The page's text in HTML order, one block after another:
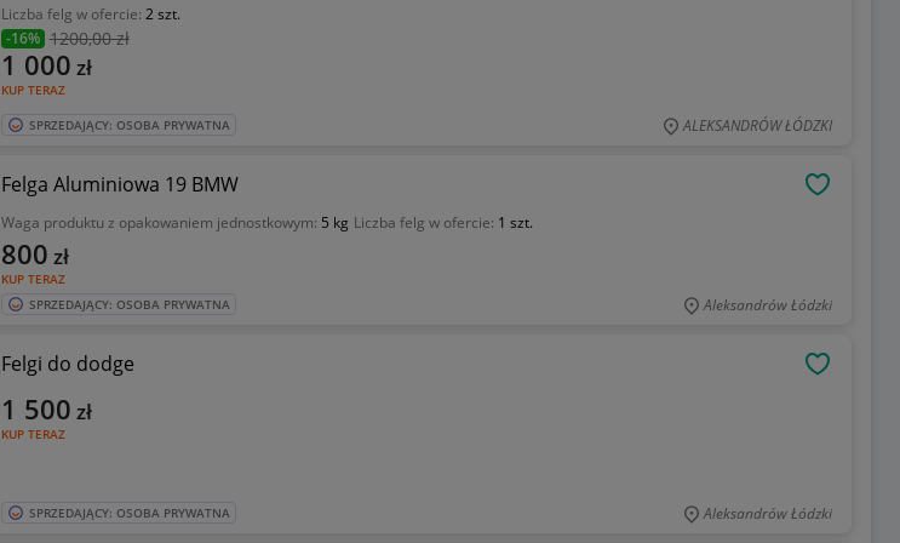
Liczba felg w ofercie: 2 szt.
-16% 1200,00 zł
KUP TERAZ
1 000 zł
SPRZEDAJĄCY: OSOBA PRYWATNA ALEKSANDRÓW ŁÓDZKI
Felga Aluminiowa 19 BMW
Waga produktu z opakowaniem jednostkowym: 5 kg Liczba felg w ofercie: 1 szt.
KUP TERAZ
800 zł
SPRZEDAJĄCY: OSOBA PRYWATNA Aleksandrów Łódzki
Felgi do dodge
KUP TERAZ
1 500 zł
SPRZEDAJĄCY: OSOBA PRYWATNA Aleksandrów Łódzki